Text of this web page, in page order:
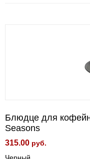
Блюдце для
Seasons
315.00 руб.